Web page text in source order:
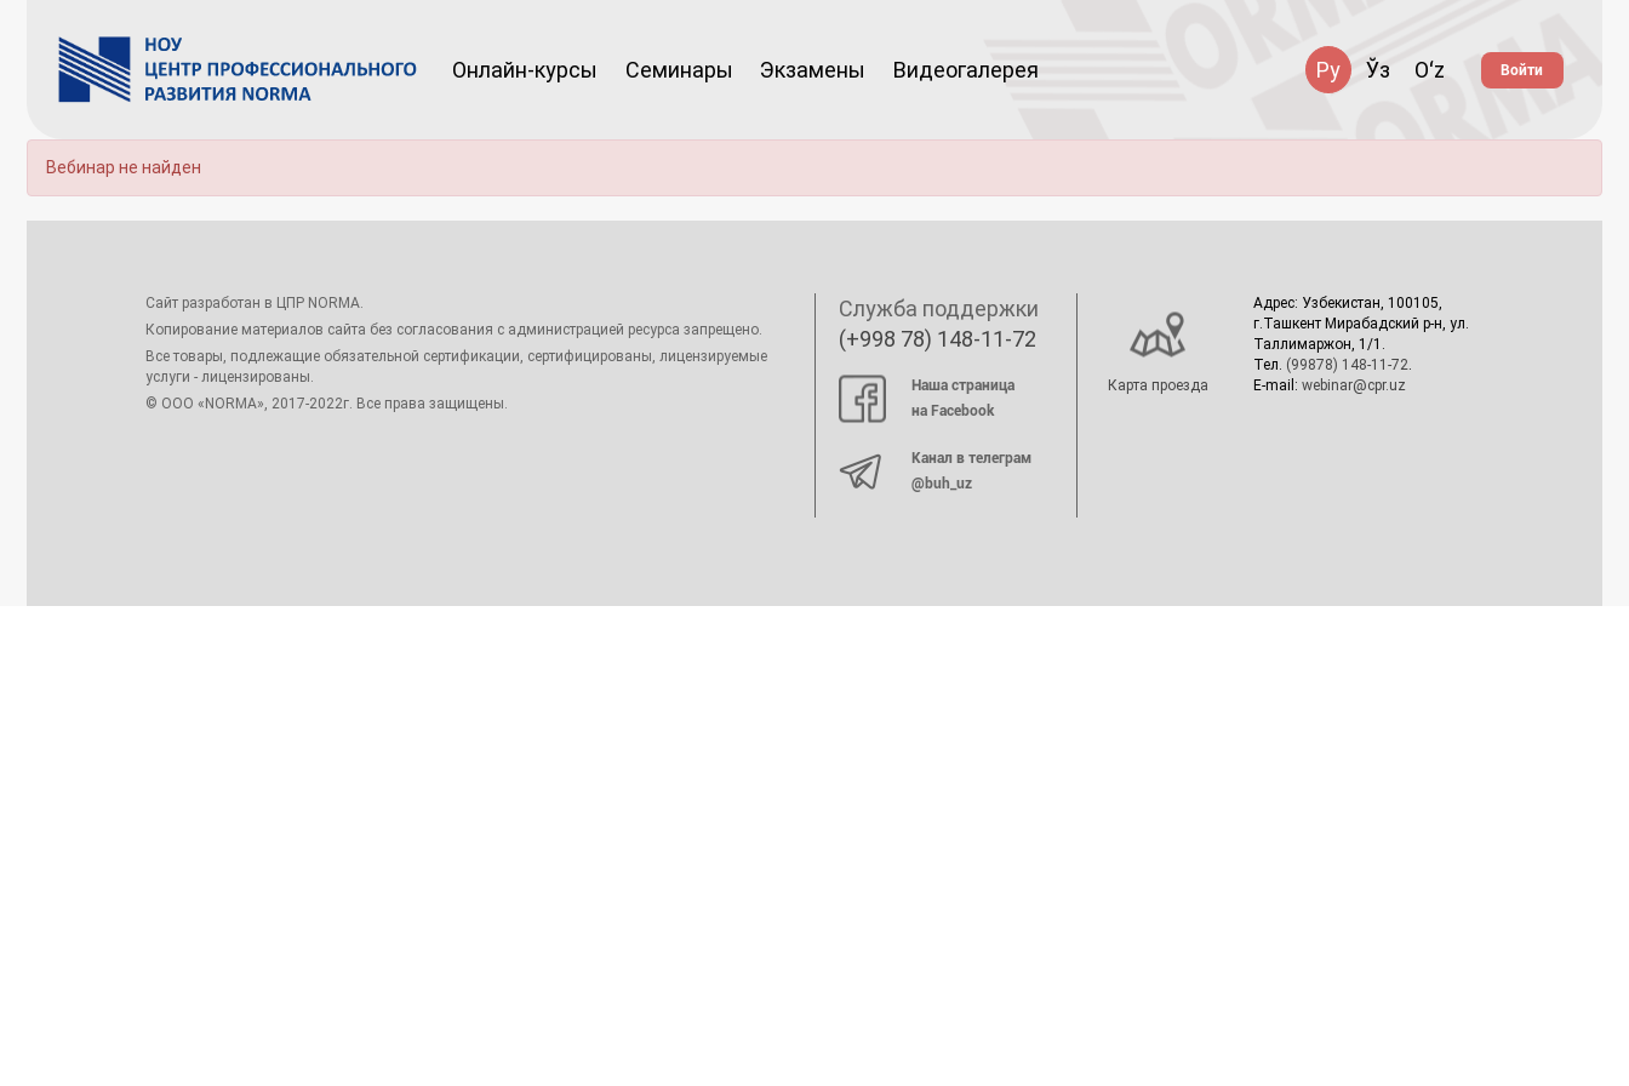
Онлайн-курсы Семинары Экзамены Видеогалерея Ру Ўз Oʻz Войти
Вебинар не найден
Сайт разработан в ЦПР NORMA.
Копирование материалов сайта без согласования с администрацией ресурса запрещено.
Все товары, подлежащие обязательной сертификации, сертифицированы, лицензируемые
услуги - лицензированы.
© ООО «NORMA», 2017-2022г. Все права защищены.
Служба поддержки
(+998 78) 148-11-72
Наша страница
на Facebook
Канал в телеграм
@buh_uz
Карта проезда
Адрес: Узбекистан, 100105,
г.Ташкент Мирабадский р-н, ул.
Таллимаржон, 1/1.
Тел. (99878) 148-11-72
E-mail: webinar@cpr.uz